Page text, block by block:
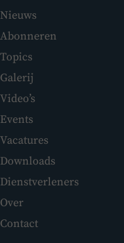
Nieuws
Abonneren
Topics
Galerij
Video’s
Events
Vacatures
Downloads
Dienstverleners
Over
Contact